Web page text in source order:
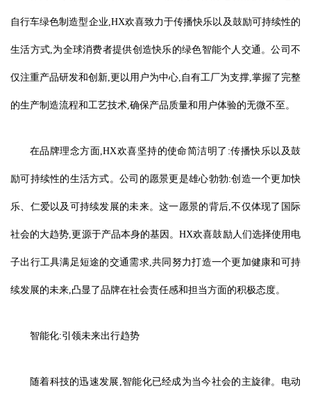
自行车绿色制造型企业,HX欢喜致力于传播快乐以及鼓励可持续性的
生活方式,为全球消费者提供创造快乐的绿色智能个人交通。公司不
仅注重产品研发和创新,更以用户为中心,自有工厂为支撑,掌握了完整
的生产制造流程和工艺技术,确保产品质量和用户体验的无微不至。
在品牌理念方面,HX欢喜坚持的使命简洁明了:传播快乐以及鼓
励可持续性的生活方式。公司的愿景更是雄心勃勃:创造一个更加快
乐、仁爱以及可持续发展的未来。这一愿景的背后,不仅体现了国际
社会的大趋势,更源于产品本身的基因。HX欢喜鼓励人们选择使用电
子出行工具满足短途的交通需求,共同努力打造一个更加健康和可持
续发展的未来,凸显了品牌在社会责任感和担当方面的积极态度。
智能化:引领未来出行趋势
随着科技的迅速发展,智能化已经成为当今社会的主旋律。电动